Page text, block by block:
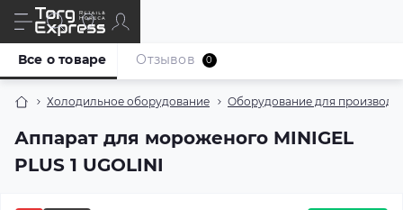
Холодильное оборудование Оборудование для
Аппарат для мороженого MINIGEL
PLUS 1 UGOLINI
Все о товаре Отзывов 0